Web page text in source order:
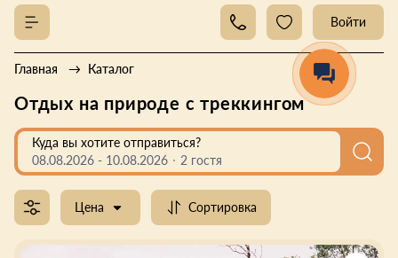
Войти
Главная Каталог
Отдых на природе с треккингом
Куда вы хотите отправиться?
08.08.2026 - 10.08.2026 2 гостя
Цена Сортировка